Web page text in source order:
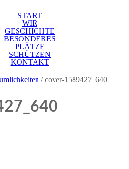
START
WIR
GESCHICHTE
BESONDERES
PLÄTZE
SCHÜTZEN
KONTAKT
/cover-1589427_640